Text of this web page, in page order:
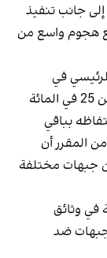
جانب تنفيذ
هجوم واسع من
في
الهجوم، بينما يُشارك حزب الله بقوة تتراوح بين 25 في المائة
بباقي
المقرر أن
جبهات مختلفة
في وثائق
ضد